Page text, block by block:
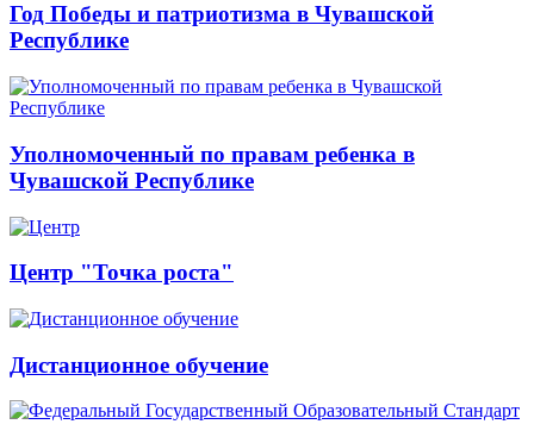
Год Победы и патриотизма в Чувашской
Республике
Уполномоченный по правам ребенка в
Чувашской Республике
Центр "Точка роста"
Дистанционное обучение